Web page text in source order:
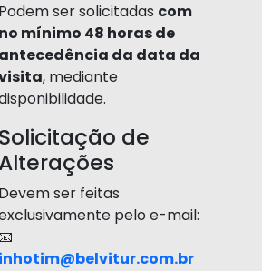
ser solicitadas com
mínimo 48 horas de
da data da
, mediante
de
ser feitas
pelo e-mail: